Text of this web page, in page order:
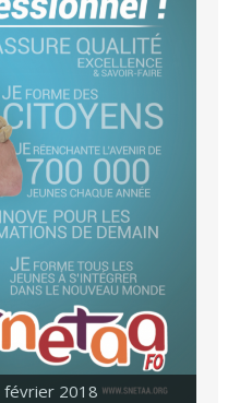
février 2018